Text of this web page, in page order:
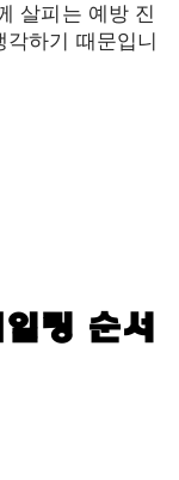
살피는 예방 진
하기 때문입니
링 순서
링 순서